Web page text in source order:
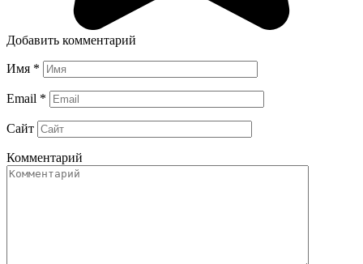
Добавить комментарий
Имя *
Email *
Сайт
Комментарий